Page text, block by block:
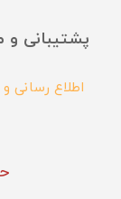
پشتیبانی و
اطلاع رسانی